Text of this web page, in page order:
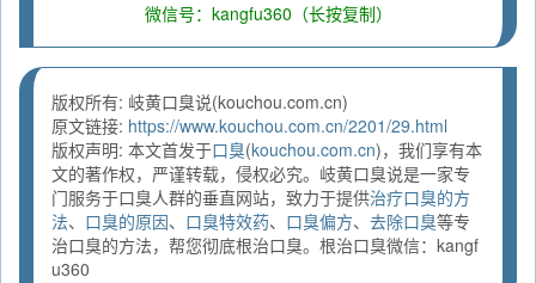
微信号：kangfu360（长按复制）
版权所有: 岐黄口臭说(kouchou.com.cn)
原文链接: https://www.kouchou.com.cn/2201/29.html
版权声明: 本文首发于口臭(kouchou.com.cn)，我们享有本
文的著作权，严谨转载，侵权必究。岐黄口臭说是一家专
门服务于口臭人群的垂直网站，致力于提供治疗口臭的方
法、 口臭的原因、 口臭特效药、 口臭偏方、 去除口臭等专
治口臭的方法，帮您彻底根治口臭。根治口臭微信：kangf
u360